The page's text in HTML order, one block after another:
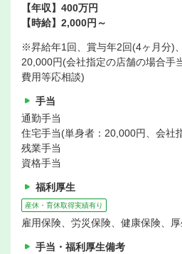
【年収】400万円
【時給】2,000円～
※昇給年1回、賞与年2回(4ヶ月分)
20,000円(会社指定の店舗の場合手
費用等応相談)
手当
通勤手当
住宅手当(単身者：20,000円、会社
残業手当
資格手当
福利厚生
産休・育休取得実績有り
雇用保険、労災保険、健康保険、
手当・福利厚生備考